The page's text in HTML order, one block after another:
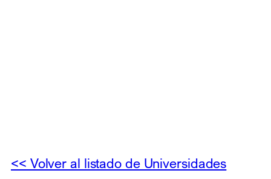
<< Volver al listado de Universidades